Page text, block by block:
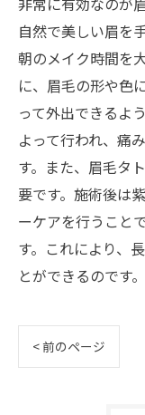
自然で美しい眉を
朝のメイク時間を
に、眉毛の形や色
って外出できるよ
よって行われ、痛
す。また、眉毛タ
要です。施術後は
ーケアを行うこと
す。これにより、
とができるのです。
< 前のページ